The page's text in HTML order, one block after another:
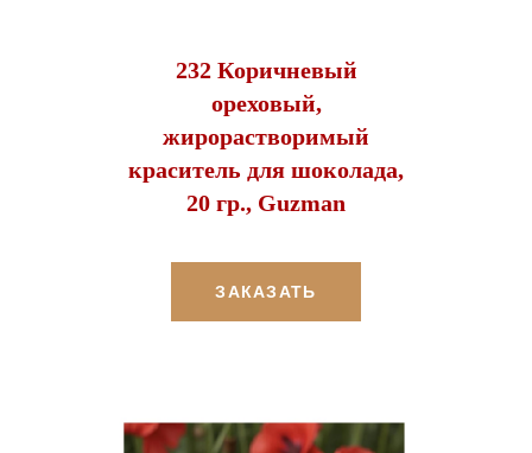
232 Коричневый
ореховый,
жирорастворимый
краситель для шоколада,
20 гр., Guzman
ЗАКАЗАТЬ